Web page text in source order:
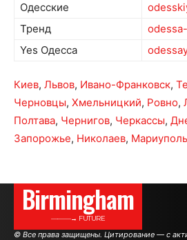
Одесские
Тренд
Yes Одесса
Киев, Львов, Ивано-Франковск,
Черновцы, Хмельницкий, Ровно,
Полтава, Чернигов, Черкассы,
Запорожье, Николаев, Мариуполь
Birmingham
———→ FUTURE
© Все права защищены. Цитирование — с